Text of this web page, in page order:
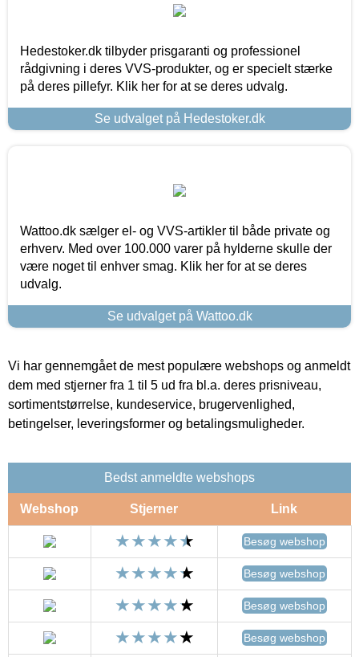
Hedestoker.dk tilbyder prisgaranti og professionel
rådgivning i deres VVS-produkter, og er specielt stærke
på deres pillefyr. Klik her for at se deres udvalg.
Se udvalget på Hedestoker.dk
Wattoo.dk sælger el- og VVS-artikler til både private og
erhverv. Med over 100.000 varer på hylderne skulle der
være noget til enhver smag. Klik her for at se deres
udvalg.
Se udvalget på Wattoo.dk
Vi har gennemgået de mest populære webshops og anmeldt
dem med stjerner fra 1 til 5 ud fra bl.a. deres prisniveau,
sortimentstørrelse, kundeservice, brugervenlighed,
betingelser, leveringsformer og betalingsmuligheder.
Bedst anmeldte webshops
Webshop Stjerner Link
Besøg webshop
Besøg webshop
Besøg webshop
Besøg webshop